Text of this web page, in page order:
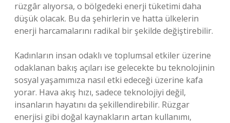
rüzgâr alıyorsa, o bölgedeki enerji tüketimi daha
düşük olacak. Bu da şehirlerin ve hatta ülkelerin
enerji harcamalarını radikal bir şekilde değiştirebilir.
Kadınların insan odaklı ve toplumsal etkiler üzerine
odaklanan bakış açıları ise gelecekte bu teknolojinin
sosyal yaşamımıza nasıl etki edeceği üzerine kafa
yorar. Hava akış hızı, sadece teknolojiyi değil,
insanların hayatını da şekillendirebilir. Rüzgar
enerjisi gibi doğal kaynakların artan kullanımı,